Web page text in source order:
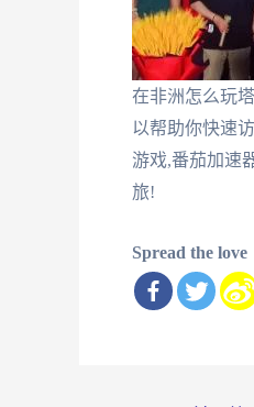
在非洲怎么玩
以帮助你快速
游戏,番茄加速
旅!
Spread the love